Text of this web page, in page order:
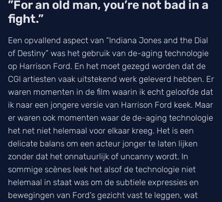
”For an old man, you’re not bad in a
fight.”
Een opvallend aspect van “Indiana Jones and the Dial
of Destiny” was het gebruik van de-aging technologie
op Harrison Ford. En het moet gezegd worden dat de
CGI artiesten vaak uitstekend werk geleverd hebben. Er
waren momenten in de film waarin ik echt geloofde dat
ik naar een jongere versie van Harrison Ford keek. Maar
er waren ook momenten waar de de-aging technologie
het net niet helemaal voor elkaar kreeg. Het is een
delicate balans om een acteur jonger te laten lijken
zonder dat het onnatuurlijk of uncanny wordt. In
sommige scènes leek het alsof de technologie niet
helemaal in staat was om de subtiele expressies en
bewegingen van Ford’s gezicht vast te leggen, wat